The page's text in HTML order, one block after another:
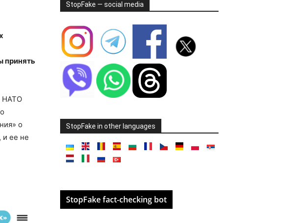
принять
НАТО
о
и ее не
StopFake — social media
StopFake in other languages
StopFake fact-checking bot